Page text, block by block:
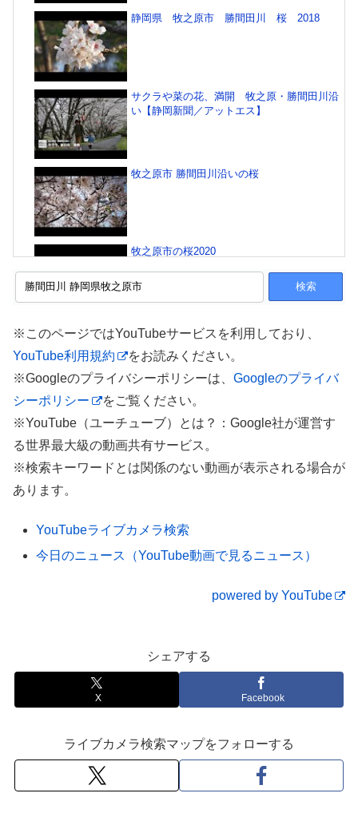
静岡県 牧之原市 勝間田川 桜 2018
サクラや菜の花、満開 牧之原・勝間田川沿
い【静岡新聞／アットエス】
牧之原市 勝間田川沿いの桜
牧之原市の桜2020
牧之原市 勝間田川沿いの桜と、吉田公園の桜
とチューリップ第２弾
第64回マキてれ「勝間田川堤の桜並木」
※このページではYouTubeサービスを利用しており、
YouTube利用規約
をお読みください。
※Googleのプライバシーポリシーは、 Googleのプライバ
シーポリシー
をご覧ください。
※YouTube（ユーチューブ）とは？：Google社が運営す
る世界最大級の動画共有サービス。
※検索キーワードとは関係のない動画が表示される場合が
あります。
YouTubeライブカメラ検索
今日のニュース（YouTube動画で見るニュース）
powered by YouTube
シェアする
X Facebook
ライブカメラ検索マップをフォローする